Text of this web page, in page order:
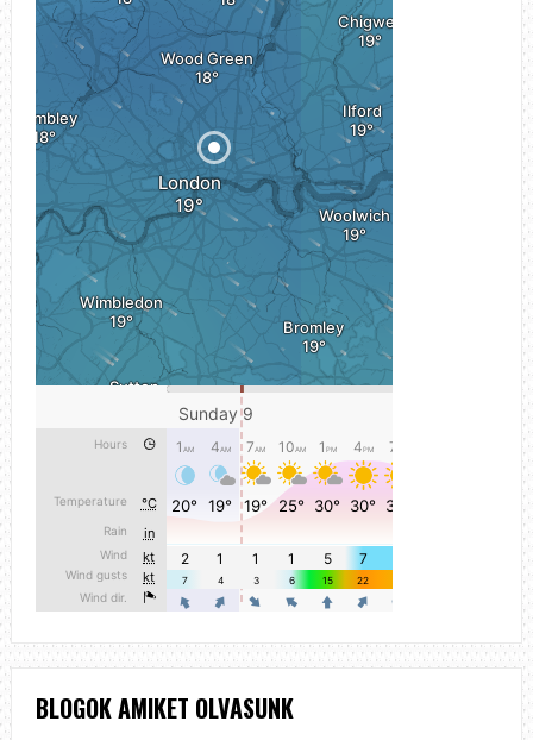
BLOGOK AMIKET OLVASUNK